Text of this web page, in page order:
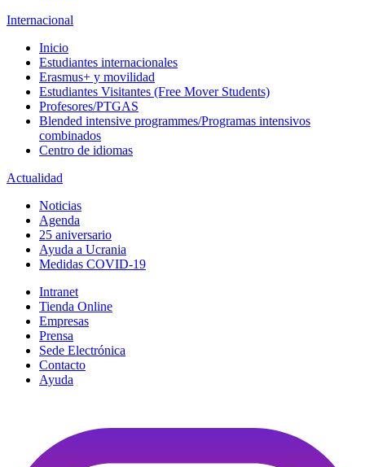
Internacional
Inicio
Estudiantes internacionales
Erasmus+ y movilidad
Estudiantes Visitantes (Free Mover Students)
Profesores/PTGAS
Blended intensive programmes/Programas intensivos
combinados
Centro de idiomas
Actualidad
Noticias
Agenda
25 aniversario
Ayuda a Ucrania
Medidas COVID-19
Intranet
Tienda Online
Empresas
Prensa
Sede Electrónica
Contacto
Ayuda